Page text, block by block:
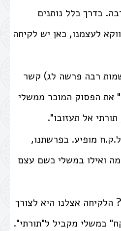
בדרך כלל נותנים
לעצמנו, כאן יש לקיחה
רבה פרשה לג) קשר
את הפסוק המוכר ממשלי
אל תעזובו".
מופיע. בפרשתנו,
ואילו במשלי כשם עצם
אצלנו היא לצורך
במשלי מקביל ל"תורתי".